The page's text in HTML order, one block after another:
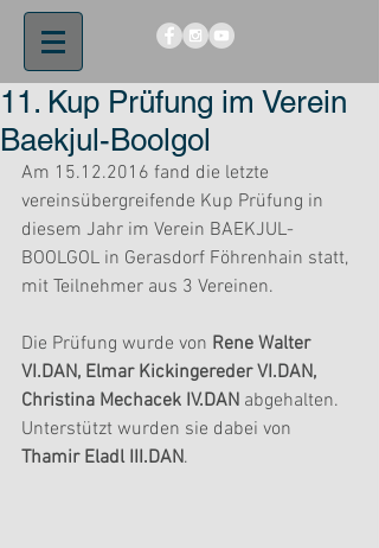
11. Kup Prüfung im Verein
Baekjul-Boolgol
Am 15.12.2016 fand die letzte
vereinsübergreifende Kup Prüfung in
diesem Jahr im Verein BAEKJUL-
BOOLGOL in Gerasdorf Föhrenhain statt,
mit Teilnehmer aus 3 Vereinen.
Die Prüfung wurde von Rene Walter
VI.DAN, Elmar Kickingereder VI.DAN,
Christina Mechacek IV.DAN abgehalten.
Unterstützt wurden sie dabei von
Thamir Eladl III.DAN.